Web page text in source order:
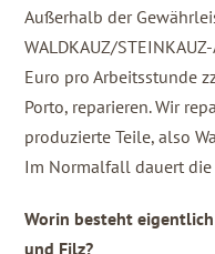
Außerhalb der
WALDKAUZ/
Euro pro Arbeitsstunde
Porto, reparieren. Wir
produzierte Teile, also
Im Normalfall dauert die
Worin besteht
und Filz?